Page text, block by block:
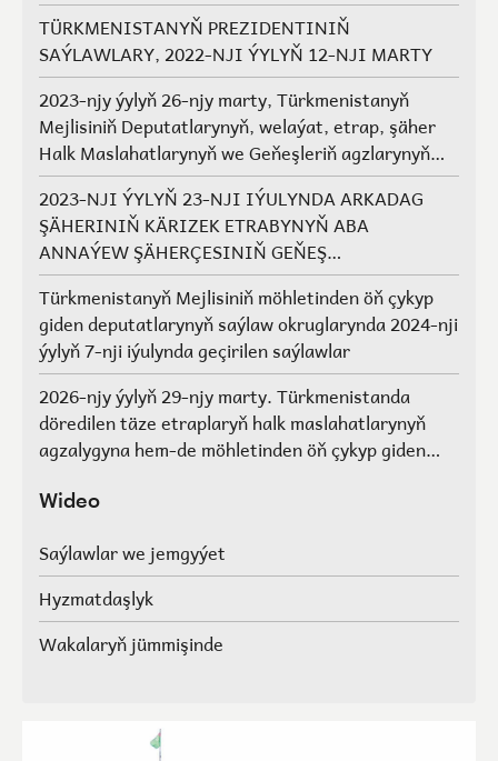
TÜRKMENISTANYŇ PREZIDENTINIŇ
SAÝLAWLARY, 2022-NJI ÝYLYŇ 12-NJI MARTY
2023-njy ýylyň 26-njy marty, Türkmenistanyň
Mejlisiniň Deputatlarynyň, welaýat, etrap, şäher
Halk Maslahatlarynyň we Geňeşleriň agzlarynyň
saýlawlary
2023-NJI ÝYLYŇ 23-NJI IÝULYNDA ARKADAG
ŞÄHERINIŇ KÄRIZEK ETRABYNYŇ ABA
ANNAÝEW ŞÄHERÇESINIŇ GEŇEŞ
AGZALARYNYŇ SAÝLAWLARY
Türkmenistanyň Mejlisiniň möhletinden öň çykyp
giden deputatlarynyň saýlaw okruglarynda 2024-nji
ýylyň 7-nji iýulynda geçirilen saýlawlar
2026-njy ýylyň 29-njy marty. Türkmenistanda
döredilen täze etraplaryň halk maslahatlarynyň
agzalygyna hem-de möhletinden öň çykyp giden
maslahatlarynyň we Geňeşleriň agzalarynyň ýerine
Wideo
Saýlawlar we jemgyýet
Hyzmatdaşlyk
Wakalaryň jümmişinde